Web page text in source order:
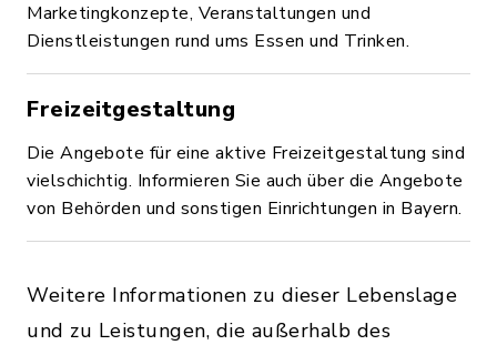
Marketingkonzepte, Veranstaltungen und
Dienstleistungen rund ums Essen und Trinken.
Freizeitgestaltung
Die Angebote für eine aktive Freizeitgestaltung sind
vielschichtig. Informieren Sie auch über die Angebote
von Behörden und sonstigen Einrichtungen in Bayern.
Weitere Informationen zu dieser Lebenslage
und zu Leistungen, die außerhalb des